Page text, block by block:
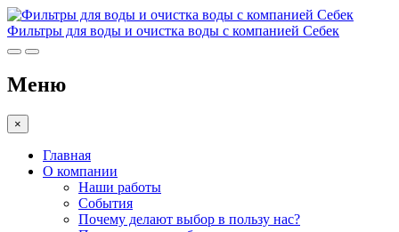
Фильтры для воды и очистка воды с компанией Себек
Меню
×
Главная
О компании
Наши работы
События
Почему делают выбор в пользу нас?